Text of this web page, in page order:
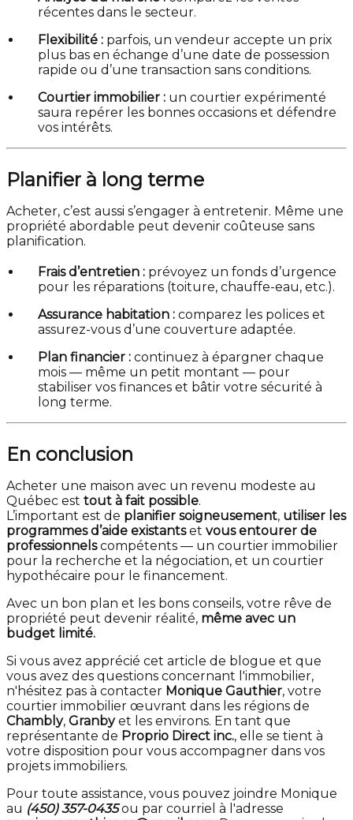
récentes dans le secteur.
Flexibilité : parfois, un vendeur accepte un prix
plus bas en échange d’une date de possession
rapide ou d’une transaction sans conditions.
Courtier immobilier : un courtier expérimenté
saura repérer les bonnes occasions et défendre
vos intérêts.
Planifier à long terme
Acheter, c’est aussi s’engager à entretenir. Même une
propriété abordable peut devenir coûteuse sans
planification.
Frais d’entretien : prévoyez un fonds d’urgence
pour les réparations (toiture, chauffe-eau, etc.).
Assurance habitation : comparez les polices et
assurez-vous d’une couverture adaptée.
Plan financier : continuez à épargner chaque
mois — même un petit montant — pour
stabiliser vos finances et bâtir votre sécurité à
long terme.
En conclusion
Acheter une maison avec un revenu modeste au
Québec est tout à fait possible.
L’important est de planifier soigneusement, utiliser les
programmes d’aide existantset vous entourer de
professionnelscompétents — un courtier immobilier
pour la recherche et la négociation, et un courtier
hypothécaire pour le financement.
Avec un bon plan et les bons conseils, votre rêve de
propriété peut devenir réalité, même avec un
budget limité.
Si vous avez apprécié cet article de blogue et que
vous avez des questions concernant l'immobilier,
n'hésitez pas à contacter Monique Gauthier, votre
courtier immobilier œuvrant dans les régions de
Chambly, Granbyet les environs. En tant que
représentante de Proprio Direct inc., elle se tient à
votre disposition pour vous accompagner dans vos
projets immobiliers.
Pour toute assistance, vous pouvez joindre Monique
au (450) 357-0435ou par courriel à l'adresse